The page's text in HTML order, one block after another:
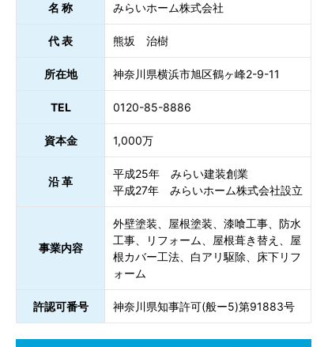
名 称 みらいホーム株式会社
代 表 熊坂 治樹
所在地 神奈川県横浜市旭区鶴ヶ峰2-9-11
TEL 0120-85-8886
資本金 1,000万
沿 革
平成25年 みらい建装創業
平成27年 みらいホーム株式会社設立
事業内容
外壁塗装、屋根塗装、漆喰工事、防水
工事、リフォーム、屋根葺き替え、屋
根カバー工法、白アリ駆除、床下リフ
ォーム
許認可番号 神奈川県知事許可(般ー5)第91883号